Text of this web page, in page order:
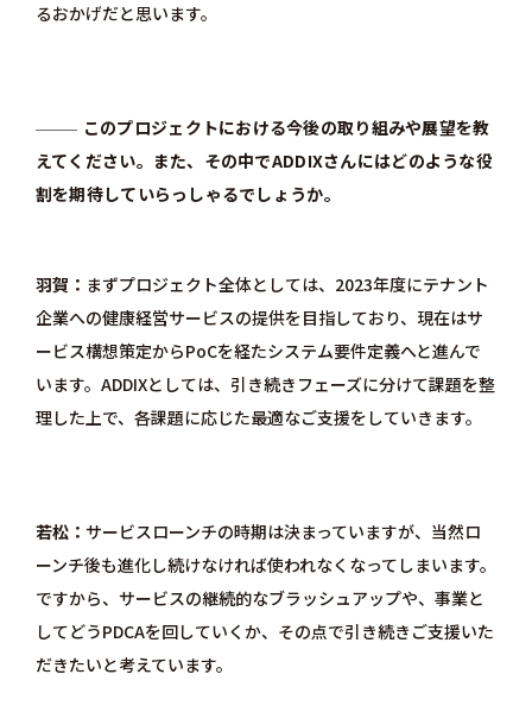
るおかげだと思います。
このプロジェクトにおける今後の取り組みや展望を教
えてください。また、その中でADDIXさんにはどのような役
割を期待していらっしゃるでしょうか。
羽賀
まずプロジェクト全体としては、2023年度にテナント
企業への健康経営サービスの提供を目指しており、現在はサ
ービス構想策定からPoCを経たシステム要件定義へと進んで
います。ADDIXとしては、引き続きフェーズに分けて課題を整
理した上で、各課題に応じた最適なご支援をしていきます。
若松
サービスローンチの時期は決まっていますが、当然ロ
ーンチ後も進化し続けなければ使われなくなってしまいます。
ですから、サービスの継続的なブラッシュアップや、事業と
してどうPDCAを回していくか、その点で引き続きご支援いた
だきたいと考えています。